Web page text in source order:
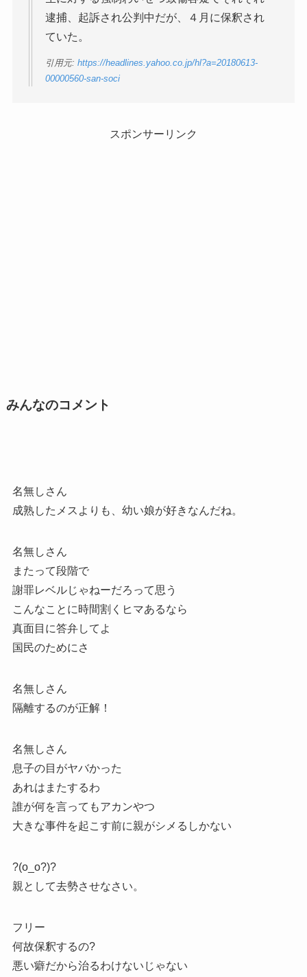
逮捕、起訴され公判中だが、４月に保釈され
ていた。
引用元: https://headlines.yahoo.co.jp/hl?a=20180613-
00000560-san-soci
スポンサーリンク
みんなのコメント
名無しさん
成熟したメスよりも、幼い娘が好きなんだね。
名無しさん
またって段階で
謝罪レベルじゃねーだろって思う
こんなことに時間割くヒマあるなら
真面目に答弁してよ
国民のためにさ
名無しさん
隔離するのが正解！
名無しさん
息子の目がヤバかった
あれはまたするわ
誰が何を言ってもアカンやつ
大きな事件を起こす前に親がシメるしかない
?(o_o?)?
親として去勢させなさい。
フリー
何故保釈するの?
悪い癖だから治るわけないじゃない